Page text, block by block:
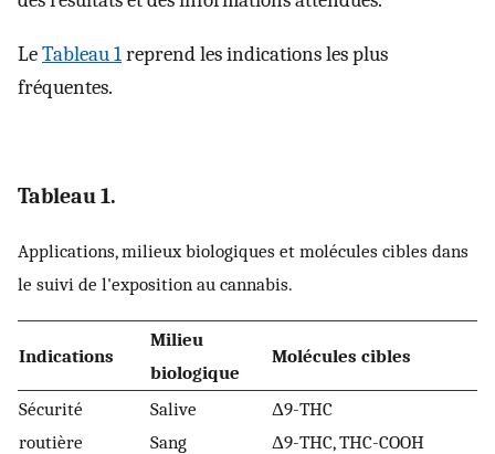
LeTableau 1reprend les indications les plus
fréquentes.
Tableau 1.
Applications, milieux biologiques et molécules cibles dans
le suivi de l'exposition au cannabis.
Indications
Milieu
biologique
Molécules cibles
Sécurité
routière
Salive
Sang
Δ9-THC
Δ9-THC, THC-COOH